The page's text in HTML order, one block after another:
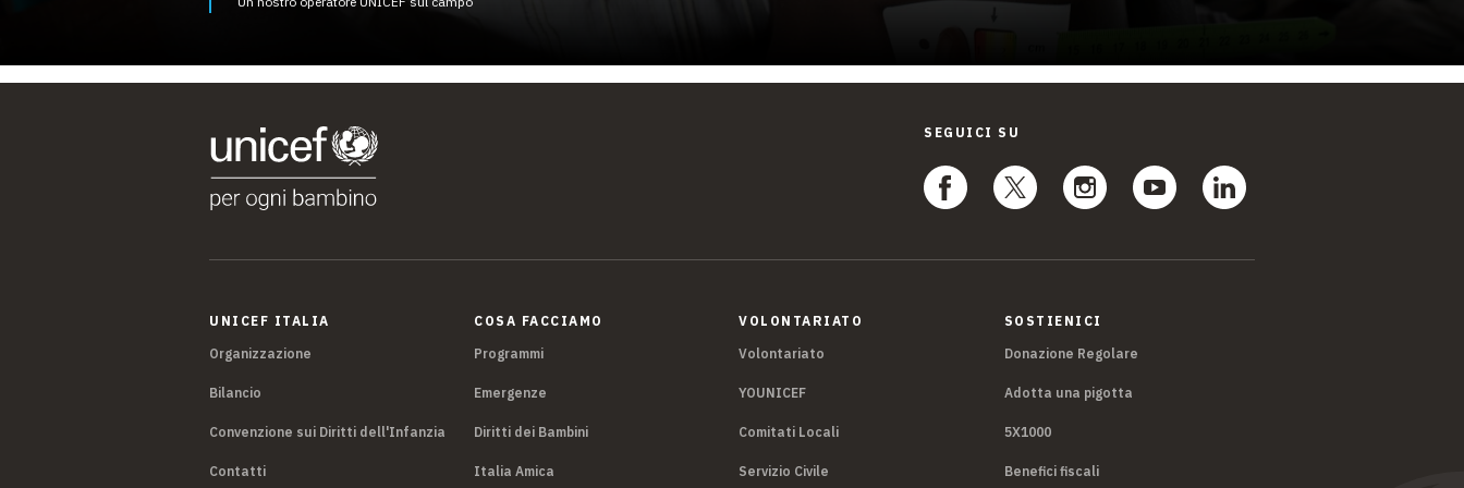
SEGUICI SU
UNICEF ITALIA
Organizzazione
Bilancio
Convenzione sui Diritti dell'Infanzia
Contatti
COSA FACCIAMO
Programmi
Emergenze
Diritti dei Bambini
Italia Amica
VOLONTARIATO
Volontariato
YOUNICEF
Comitati Locali
Servizio Civile
SOSTIENICI
Donazione Regolare
Adotta una pigotta
5X1000
Benefici fiscali